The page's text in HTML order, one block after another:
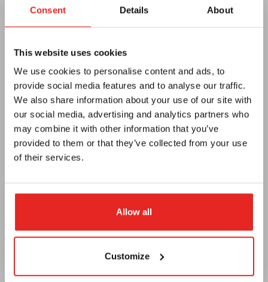
Consent Details About
This website uses cookies
We use cookies to personalise content and ads, to
provide social media features and to analyse our traffic.
We also share information about your use of our site with
our social media, advertising and analytics partners who
may combine it with other information that you’ve
provided to them or that they’ve collected from your use
of their services.
Allow all
Customize
Euroboor B.V.
Planen Sie Ihre Route
CC-Nr. 27125112
Umsatzsteuernummer. NL0092.92.469 B01